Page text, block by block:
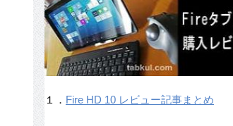
１． Fire HD 10 レビュー記事まとめ